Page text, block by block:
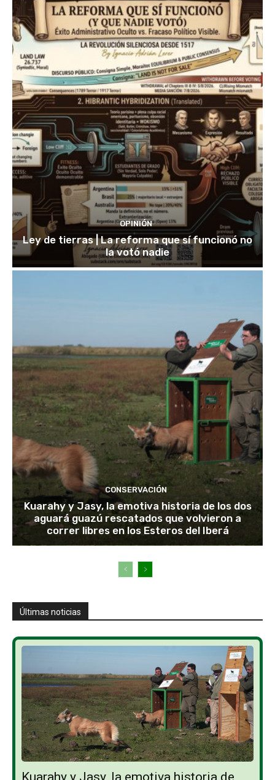
OPINIÓN
Ley de tierras | La reforma que sí funcionó no
la votó nadie
CONSERVACIÓN
Kuarahy y Jasy, la emotiva historia de los dos
aguará guazú rescatados que volvieron a
correr libres en los Esteros del Iberá
Últimas noticias
Kuarahy y Jasy, la emotiva historia de